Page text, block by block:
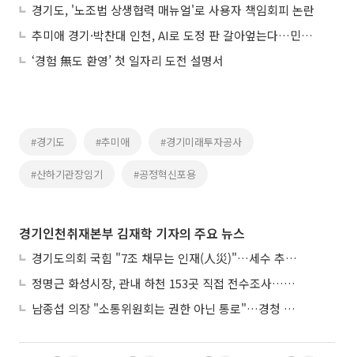
경기도, '노조법 상생협력 매뉴얼'로 사용자 책임회피 논란
추미애 경기·박찬대 인천, AI로 도정 판 갈아엎는다…민선 9기 공약전략 해부
‘경험 無도 환영’ 첫 일자리 도전 설명서
#경기도 #추미애 #경기미래투자공사
#산하기관장임기 #공정혁신포용
경기인천취재본부 김재학 기자의 주요 뉴스
경기도의회 국힘 "7조 채무는 인재(人災)"…세수 추계 조작 의혹 제기
정명근 화성시장, 관내 하천 153곳 직접 전수조사…불법시설 정비
남종섭 의장 "소통위원회는 권한 아닌 통로"…경청 의회 만든다